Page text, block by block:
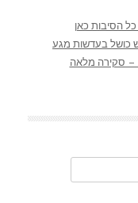
הסיבות כאן
כושל בעדשות מגע
– סקירה מלאה